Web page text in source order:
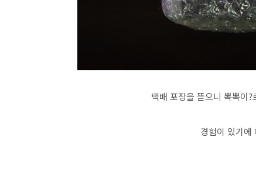
택배 포장을 뜯으니 뽁뽁이
경험이 있기에